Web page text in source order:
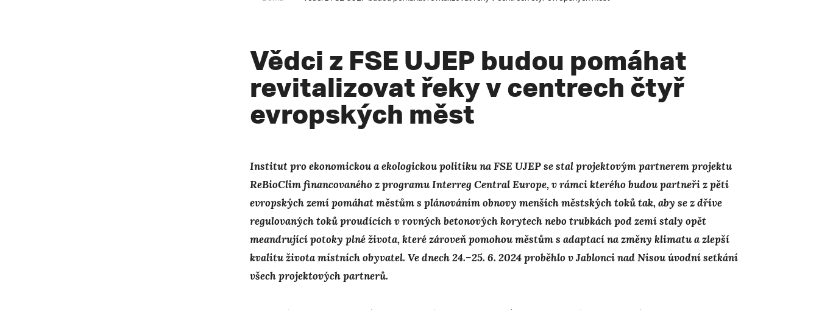
Vědci z FSE UJEP budou pomáhat
revitalizovat řeky v centrech čtyř
evropských měst
Institut pro ekonomickou a ekologickou politiku na FSE UJEP se stal projektovým partnerem projektu
ReBioClim financovaného z programu Interreg Central Europe, v rámci kterého budou partneři z pěti
evropských zemí pomáhat městům s plánováním obnovy menších městských toků tak, aby se z dříve
regulovaných toků proudících v rovných betonových korytech nebo trubkách pod zemí staly opět
meandrující potoky plné života, které zároveň pomohou městům s adaptací na změny klimatu a zlepší
kvalitu života místních obyvatel. Ve dnech 24.–25. 6. 2024 proběhlo v Jablonci nad Nisou úvodní setkání
všech projektových partnerů.